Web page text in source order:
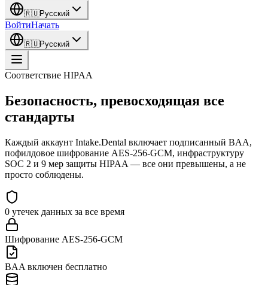
🇷🇺Русский
ВойтиНачать
🇷🇺Русский
Соответствие HIPAA
Безопасность, превосходящая все
стандарты
Каждый аккаунт Intake.Dental включает подписанный BAA,
пофилдовое шифрование AES-256-GCM, инфраструктуру
SOC 2 и 9 мер защиты HIPAA — все они превышены, а не
просто соблюдены.
0 утечек данных за все время
Шифрование AES-256-GCM
BAA включен бесплатно